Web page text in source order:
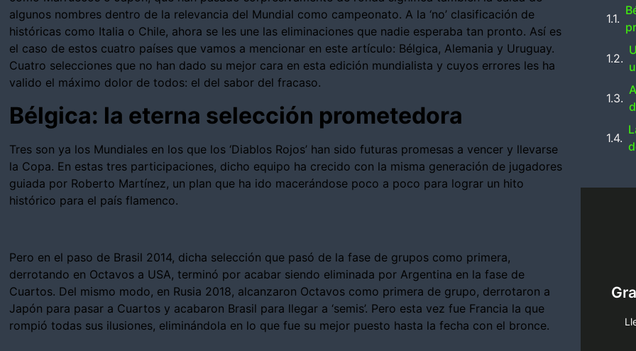
algunos nombres dentro de la relevancia del Mundial como campeonato. A la ‘no’ clasificación de
históricas como Italia o Chile, ahora se les une las eliminaciones que nadie esperaba tan pronto.Así es
el caso de estos cuatro países que vamos a mencionar en este artículo: Bélgica, Alemania y Uruguay.
Cuatro selecciones que no han dado su mejor cara en esta edición mundialista y cuyos errores les ha
valido el máximo dolor de todos: el del sabor del fracaso.
Bélgica: la eterna selección prometedora
Tres son ya los Mundiales en los que los ‘Diablos Rojos’ han sido futuras promesas a vencer y llevarse
la Copa. En estas tres participaciones, dicho equipo ha crecido con la misma generación de jugadores
guiada por Roberto Martínez, un plan que ha ido macerándose poco a poco para lograr un hito
histórico para el país flamenco.
Pero en el paso de Brasil 2014, dicha selección que pasó de la fase de grupos como primera,
derrotando en Octavos a USA, terminó por acabar siendo eliminada por Argentina en la fase de
Cuartos. Del mismo modo, en Rusia 2018, alcanzaron Octavos como primera de grupo, derrotaron a
Japón para pasar a Cuartos y acabaron Brasil para llegar a ‘semis’. Pero esta vez fue Francia la que
rompió todas sus ilusiones, eliminándola en lo que fue su mejor puesto hasta la fecha con el bronce.